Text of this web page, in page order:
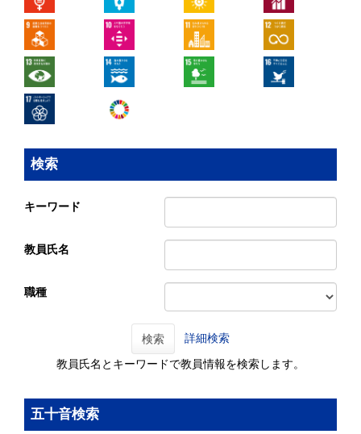
検索
キーワード
教員氏名
職種
検索 詳細検索
教員氏名とキーワードで教員情報を検索します。
五十音検索